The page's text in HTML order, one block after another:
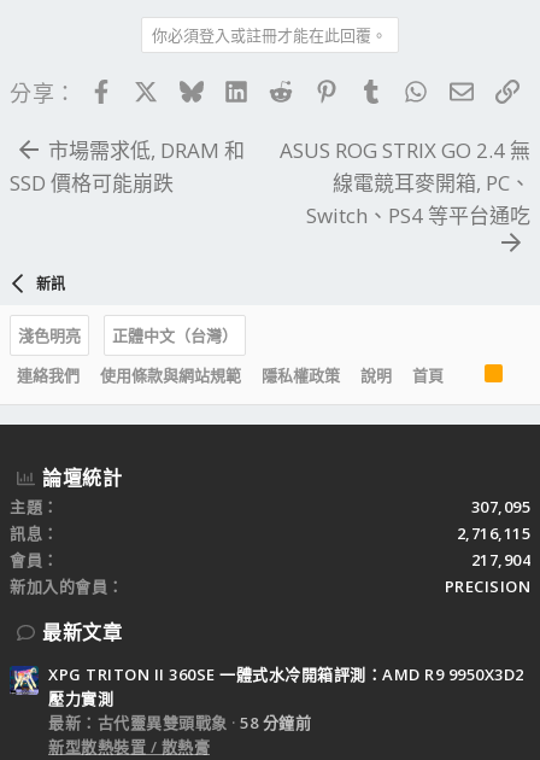
你必須登入或註冊才能在此回覆。
分享： FacebookBlueskyLinkedIn
Reddit PinterestTumblrWhatsApp
電子
市場需求低, DRAM 和
SSD 價格可能崩跌
ASUS ROG STRIX GO 2.4 無
線電競耳麥開箱, PC、
Switch、PS4 等平台通吃
新訊
淺色明亮
正體中文（台灣）
連絡我們
使用條款與網站規範 隱私權政策 說明 首頁
R
S
S
論壇統計
主題
307,095
訊息
2,716,115
會員
217,904
新加入的會員
PRECISION
最新文章
XPG TRITON II 360SE 一體式水冷開箱評測：AMD R9 9950X3D2
壓力實測
最新：古代靈異雙頭戰象
58 分鐘前
新型散熱裝置 / 散熱膏